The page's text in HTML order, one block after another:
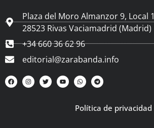
Plaza del Moro Almanzor 9, Local 1
28523 Rivas Vaciamadrid (Madrid)
+34 660 36 62 96
editorial@zarabanda.info
Política de privacidad